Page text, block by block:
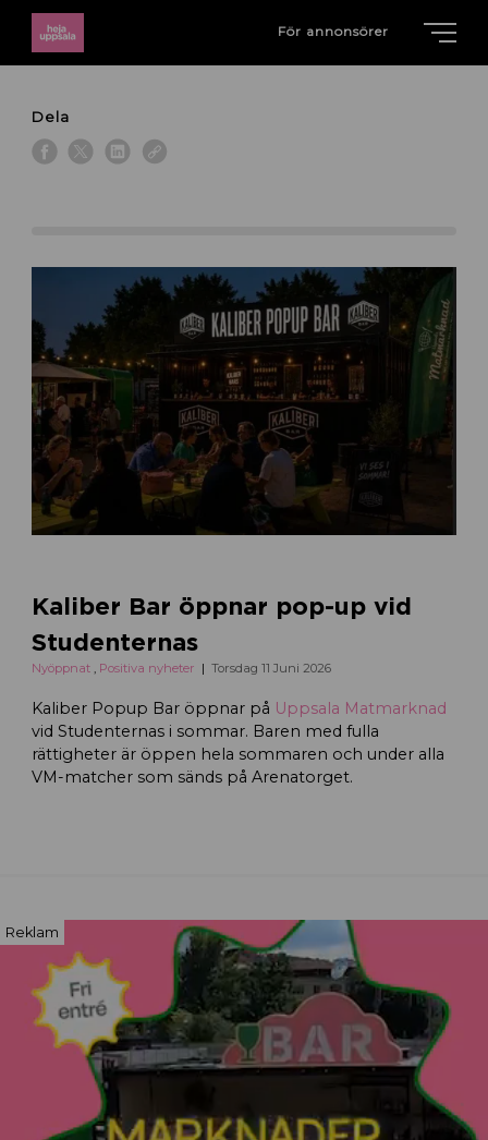
För annonsörer
Dela
Kaliber Bar öppnar pop-up vid
Studenternas
Nyöppnat Positiva nyheter Torsdag 11 Juni 2026
Kaliber Popup Bar öppnar på Uppsala Matmarknad
vid Studenternas i sommar. Baren med fulla
rättigheter är öppen hela sommaren och under alla
VM-matcher som sänds på Arenatorget.
Reklam